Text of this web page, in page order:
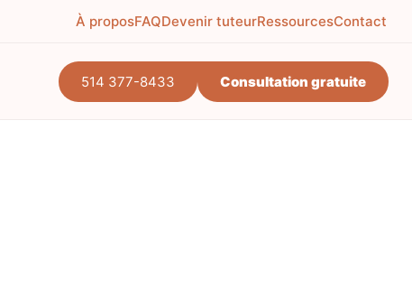
À proposFAQDevenir tuteurRessourcesContact
514 377-8433 Consultation gratuite
purposes and should be left unchanged.
enfant
enfant*